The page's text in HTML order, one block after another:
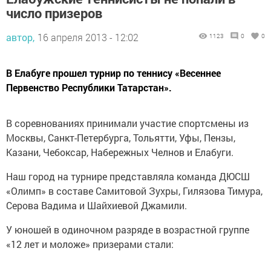
число призеров
автор, 16 апреля 2013 - 12:02 1123 0 0
В Елабуге прошел турнир по теннису «Весеннее
Первенство Республики Татарстан».
В соревнованиях принимали участие спортсмены из
Москвы, Санкт-Петербурга, Тольятти, Уфы, Пензы,
Казани, Чебоксар, Набережных Челнов и Елабуги.
Наш город на турнире представляла команда ДЮСШ
«Олимп» в составе Самитовой Зухры, Гилязова Тимура,
Серова Вадима и Шайхиевой Джамили.
У юношей в одиночном разряде в возрастной группе
«12 лет и моложе» призерами стали: